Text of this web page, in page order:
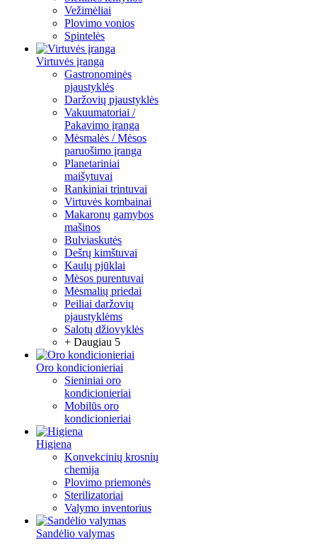
Vežimėliai
Plovimo vonios
Spintelės
Virtuvės įranga
Gastronominės
pjaustyklės
Daržovių pjaustyklės
Vakuumatoriai /
Pakavimo įranga
Mėsmalės / Mėsos
paruošimo įranga
Planetariniai
maišytuvai
Rankiniai trintuvai
Virtuvės kombainai
Makaronų gamybos
mašinos
Bulviaskutės
Dešrų kimštuvai
Kaulų pjūklai
Mėsos purentuvai
Mėsmalių priedai
Peiliai daržovių
pjaustyklėms
Salotų džiovyklės
+ Daugiau 5
Oro kondicionieriai
Sieniniai oro
kondicionieriai
Mobilūs oro
kondicionieriai
Higiena
Konvekcinių krosnių
chemija
Plovimo priemonės
Sterilizatoriai
Valymo inventorius
Sandėlio valymas